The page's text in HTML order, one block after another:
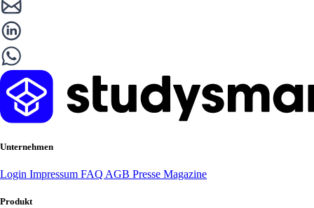
Unternehmen
Login Impressum FAQ AGB Presse Magazine
Produkt